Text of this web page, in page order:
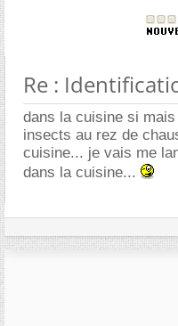
Re :
dans la cuisine si
insects au rez de
cuisine... je vais me
dans la cuisine...